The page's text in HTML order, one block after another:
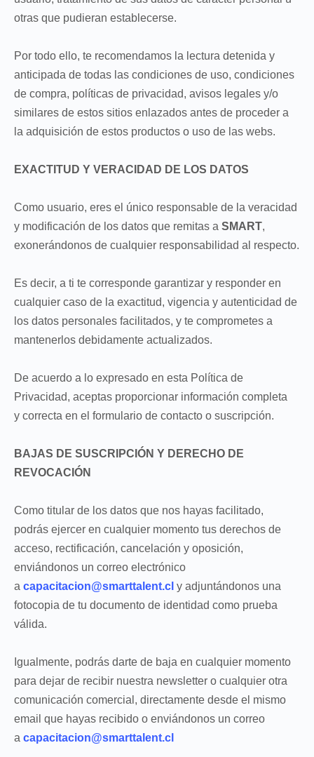
otras que pudieran establecerse.
Por todo ello, te recomendamos la lectura detenida y
anticipada de todas las condiciones de uso, condiciones
de compra, políticas de privacidad, avisos legales y/o
similares de estos sitios enlazados antes de proceder a
la adquisición de estos productos o uso de las webs.
EXACTITUD Y VERACIDAD DE LOS DATOS
Como usuario, eres el único responsable de la veracidad
y modificación de los datos que remitas a SMART,
exonerándonos de cualquier responsabilidad al respecto.
Es decir, a ti te corresponde garantizar y responder en
cualquier caso de la exactitud, vigencia y autenticidad de
los datos personales facilitados, y te comprometes a
mantenerlos debidamente actualizados.
De acuerdo a lo expresado en esta Política de
Privacidad, aceptas proporcionar información completa
y correcta en el formulario de contacto o suscripción.
BAJAS DE SUSCRIPCIÓN Y DERECHO DE
REVOCACIÓN
Como titular de los datos que nos hayas facilitado,
podrás ejercer en cualquier momento tus derechos de
acceso, rectificación, cancelación y oposición,
enviándonos un correo electrónico
a capacitacion@smarttalent.cl y adjuntándonos una
fotocopia de tu documento de identidad como prueba
válida.
Igualmente, podrás darte de baja en cualquier momento
para dejar de recibir nuestra newsletter o cualquier otra
comunicación comercial, directamente desde el mismo
email que hayas recibido o enviándonos un correo
a capacitacion@smarttalent.cl